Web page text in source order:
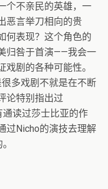
个不亲民的英雄，一
恶言举刀相向的贵
何表现？这个角色的
归咎于首演——我会一
剧的各种可能性。
多戏剧不就是在不断
论特别指出过
读过莎士比亚的作
过Nicho的演技去理解